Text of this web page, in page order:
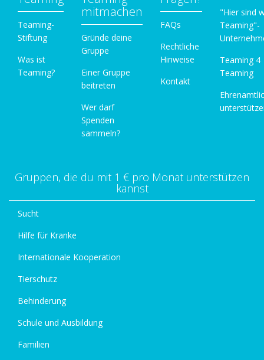
Teaming-
Stiftung
Was ist
Teaming?
mitmachen
Gründe deine
Gruppe
Einer Gruppe
beitreten
Wer darf
Spenden
sammeln?
FAQs
Rechtliche
Hinweise
Kontakt
"Hier sind
Teaming"-
Teaming 4
Teaming
Gruppen, die du mit 1 € pro Monat unterstützen
kannst
Sucht
Hilfe für Kranke
Internationale Kooperation
Tierschutz
Behinderung
Schule und Ausbildung
Familien